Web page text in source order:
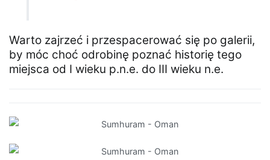
Warto zajrzeć i przespacerować się po galerii,
by móc choć odrobinę poznać historię tego
miejsca od I wieku p.n.e. do III wieku n.e.